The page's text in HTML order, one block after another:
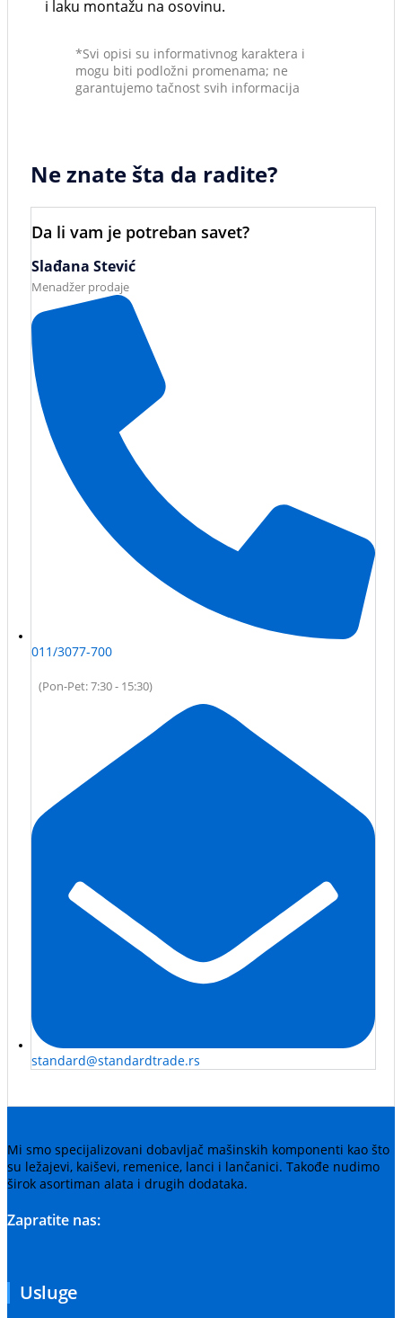
i laku montažu na osovinu.
*Svi opisi su informativnog karaktera i
mogu biti podložni promenama; ne
garantujemo tačnost svih informacija
Ne znate šta da radite?
Da li vam je potreban savet?
Slađana Stević
Menadžer prodaje
011/3077-700
(Pon-Pet: 7:30 - 15:30)
standard@standardtrade.rs
Mi smo specijalizovani dobavljač mašinskih komponenti kao što
su ležajevi, kaiševi, remenice, lanci i lančanici. Takođe nudimo
širok asortiman alata i drugih dodataka.
Zapratite nas:
Usluge